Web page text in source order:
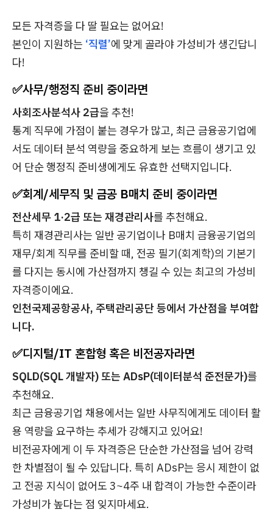
모든 자격증을 다 딸 필요는 없어요!
본인이 지원하는 ‘직렬’에 맞게 골라야 가성비가 생긴답니
다!
✅사무/행정직 준비 중이라면
사회조사분석사 2급을 추천!
통계 직무에 가점이 붙는 경우가 많고, 최근 금융공기업에
서도 데이터 분석 역량을 중요하게 보는 흐름이 생기고 있
어 단순 행정직 준비생에게도 유효한 선택지입니다.
✅회계/세무직 및 금공 B매치 준비 중이라면
전산세무 1·2급 또는 재경관리사를 추천해요.
특히 재경관리사는 일반 공기업이나 B매치 금융공기업의
재무/회계 직무를 준비할 때, 전공 필기(회계학)의 기본기
를 다지는 동시에 가산점까지 챙길 수 있는 최고의 가성비
자격증이에요.
인천국제공항공사, 주택관리공단 등에서 가산점을 부여합
니다.
✅디지털/IT 혼합형 혹은 비전공자라면
SQLD(SQL 개발자) 또는 ADsP(데이터분석 준전문가)를
추천해요.
최근 금융공기업 채용에서는 일반 사무직에게도 데이터 활
용 역량을 요구하는 추세가 강해지고 있어요!
비전공자에게 이 두 자격증은 단순한 가산점을 넘어 강력
한 차별점이 될 수 있답니다. 특히 ADsP는 응시 제한이 없
고 전공 지식이 없어도 3~4주 내 합격이 가능한 수준이라
가성비가 높다는 점 잊지마세요.